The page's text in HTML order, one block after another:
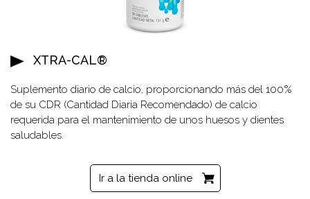
XTRA-CAL®
Suplemento diario de calcio, proporcionando más del 100%
de su CDR (Cantidad Diaria Recomendado) de calcio
requerida para el mantenimiento de unos huesos y dientes
saludables.
Ir a la tienda online